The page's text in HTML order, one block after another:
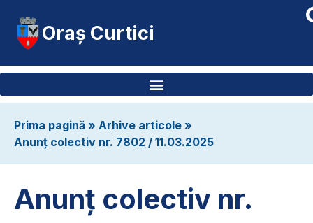
Oraș Curtici
Prima pagină » Arhive articole »
Anunț colectiv nr. 7802 / 11.03.2025
Anunț colectiv nr.